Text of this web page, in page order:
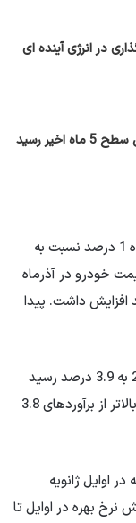
در انرژی آینده ای
اخیر رسید
بر اساس این گزارش، قیمت پوشاک نیز در آذرماه 1 درصد نسبت به
قیمت خودرو در آذرماه
داشت که در آبان ماه 1.3 درصد افزایش داشت. پیدا
بر اساس سال به سال، تورم کل در دسامبر 2023 به 3.9 درصد رسید
که نسبت به 4 درصد در نوامبر کاهش یافته اما بالاتر از برآوردهای 3.8
اوایل ژانویه
نرخ بهره در اوایل تا